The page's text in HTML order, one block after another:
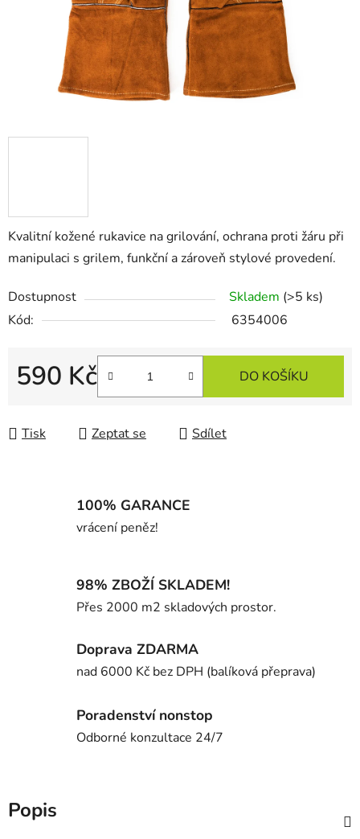
Kvalitní kožené rukavice na grilování, ochrana proti žáru při
manipulaci s grilem, funkční a zároveň stylové provedení.
Dostupnost Skladem (>5 ks)
Kód:
6354006
590 Kč DO KOŠÍKU
Tisk Zeptat se Sdílet
100% GARANCE
vrácení peněz!
98% ZBOŽÍ SKLADEM!
Přes 2000 m2 skladových prostor.
Doprava ZDARMA
nad 6000 Kč bez DPH (balíková přeprava)
Poradenství nonstop
Odborné konzultace 24/7
Popis